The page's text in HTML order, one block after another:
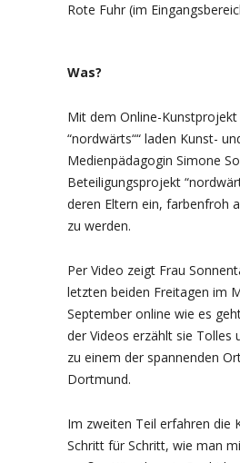
Rote Fuhr (im
Was?
Mit dem Online-Kunstprojekt
“nordwärts““ laden Kunst-
Medienpädagogin Simone
Beteiligungsprojekt
deren Eltern ein, farbenfroh
zu werden.
Per Video zeigt Frau
letzten beiden Freitagen im
September online wie es
der Videos erzählt sie Tolles
zu einem der spannenden
Dortmund.
Im zweiten Teil erfahren die
Schritt für Schritt, wie man